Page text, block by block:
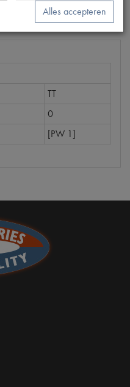
TT
0
[PW 1]
Alles accepteren